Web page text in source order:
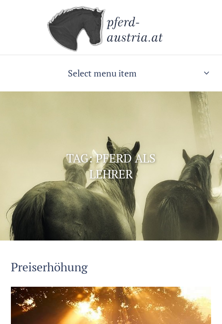
Select menu item
TAG: PFERD ALS
LEHRER
Preiserhöhung